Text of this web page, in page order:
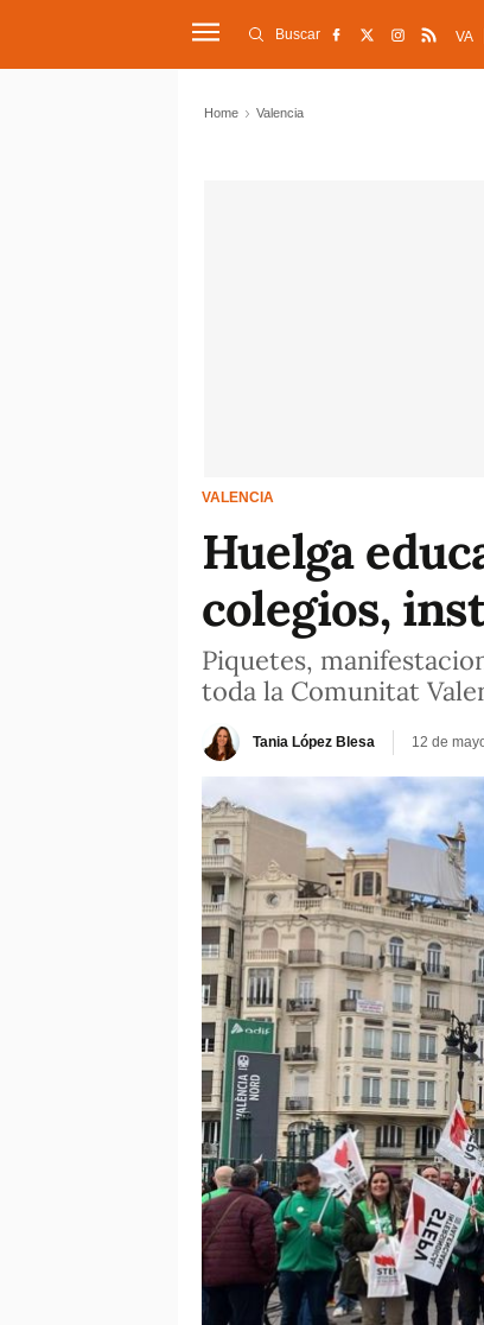
Buscar VA
Home Valencia
VALENCIA
Huelga
colegios,
Piquetes,
toda la Comunitat
Tania López Blesa 12 de